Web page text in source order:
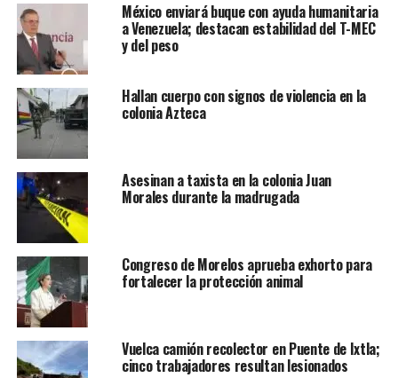
México enviará buque con ayuda humanitaria
a Venezuela; destacan estabilidad del T-MEC
y del peso
Hallan cuerpo con signos de violencia en la
colonia Azteca
Asesinan a taxista en la colonia Juan
Morales durante la madrugada
Congreso de Morelos aprueba exhorto para
fortalecer la protección animal
Vuelca camión recolector en Puente de Ixtla;
cinco trabajadores resultan lesionados